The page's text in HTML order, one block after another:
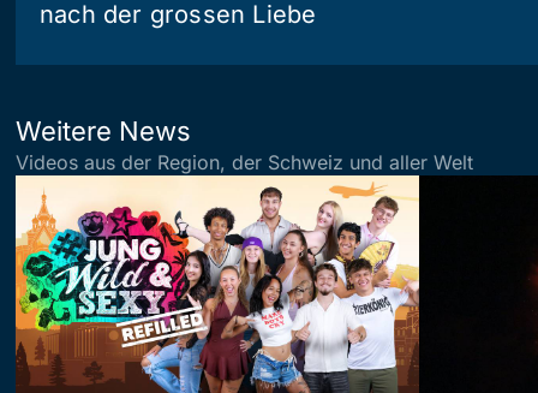
nach der grossen Liebe
Weitere News
Videos aus der Region, der Schweiz und aller Welt